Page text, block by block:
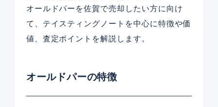
オールドパーを佐賀で売却したい方に向け
て、テイスティングノートを中心に特徴や価
値、査定ポイントを解説します。
オールドパーの特徴